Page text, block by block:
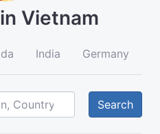
Vietnam
India Germany
Search